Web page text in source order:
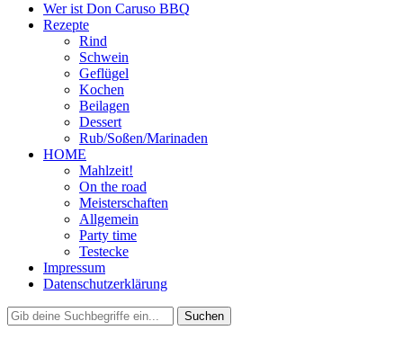
Wer ist Don Caruso BBQ
Rezepte
Rind
Schwein
Geflügel
Kochen
Beilagen
Dessert
Rub/Soßen/Marinaden
HOME
Mahlzeit!
On the road
Meisterschaften
Allgemein
Party time
Testecke
Impressum
Datenschutzerklärung